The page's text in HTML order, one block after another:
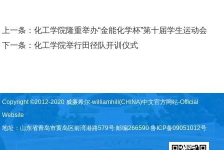
上一条：化工学院隆重举办“金能化学杯”第十届学生运动会
下一条：化工学院举行田径队开训仪式
Copyright ©2012-2020 威廉希尔·williamhill(CHINA)中文官方网站-Official
Website
地址：山东省青岛市黄岛区前湾港路579号 邮编266590 鲁ICP备09051012号